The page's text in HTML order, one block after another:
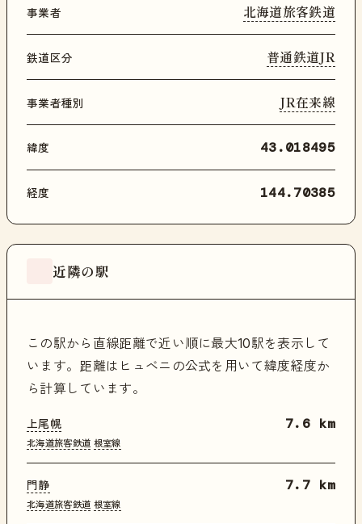
事業者 北海道旅客鉄道
鉄道区分 普通鉄道JR
事業者種別 JR在来線
緯度 43.018495
経度 144.70385
近隣の駅
この駅から直線距離で近い順に最大10駅を表示して
います。距離はヒュベニの公式を用いて緯度経度か
ら計算しています。
上尾幌
北海道旅客鉄道 根室線
7.6 km
門静
北海道旅客鉄道 根室線
7.7 km